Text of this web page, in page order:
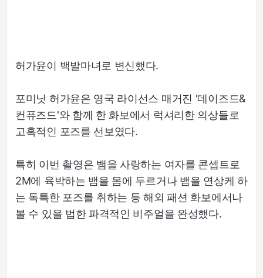
허가윤이 백발마녀로 변신했다.
포미닛 허가윤은 영국 라이선스 매거진 '데이즈드&
컨퓨즈드'와 함께 한 화보에서 럭셔리한 의상들로
고혹적인 포즈를 선보였다.
특히 이번 촬영은 뱀을 사랑하는 여자를 콘셉트로
2M에 육박하는 뱀을 몸에 두르거나 뱀을 연상케 하
는 독특한 포즈를 취하는 등 해외 패션 화보에서나
볼 수 있을 법한 파격적인 비주얼을 완성했다.